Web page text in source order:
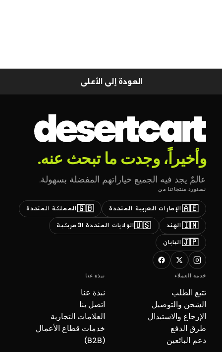
العودة إلى الأعلى
وأخيراً، وجدت ما تبحث عنه.
عالمٌ يجد فيه الجميع خياراتهم المفضلة بسهولة.
نستورد منتجاتنا من
🇦🇪 الإمارات العربية المتحدة 🇬🇧 المملكة المتحدة
🇮🇳 الهند 🇺🇸الولايات المتحدة الأمريكية
🇯🇵 اليابان
خدمة العملاء
تتبع الطلب
الشحن والتوصيل
الإرجاع والاستبدال
طرق الدفع
دعم البائعين
نبذة عنا
نبذة عنا
اتصل بنا
العلامات التجارية
خدمات قطاع الأعمال
(B2B)